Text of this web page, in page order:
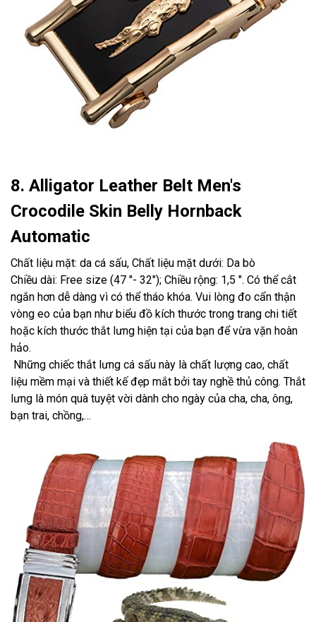
8. Alligator Leather Belt Men's
Crocodile Skin Belly Hornback
Automatic
Chất liệu mặt: da cá sấu, Chất liệu mặt dưới: Da bò
Chiều dài: Free size (47 "- 32"); Chiều rộng: 1,5 ". Có thể cắt
ngắn hơn dễ dàng vì có thể tháo khóa. Vui lòng đo cẩn thận
vòng eo của bạn như biểu đồ kích thước trong trang chi tiết
hoặc kích thước thắt lưng hiện tại của bạn để vừa vặn hoàn
hảo.
Những chiếc thắt lưng cá sấu này là chất lượng cao, chất
liệu mềm mại và thiết kế đẹp mắt bởi tay nghề thủ công. Thắt
lưng là món quà tuyệt vời dành cho ngày của cha, cha, ông,
bạn trai, chồng,…